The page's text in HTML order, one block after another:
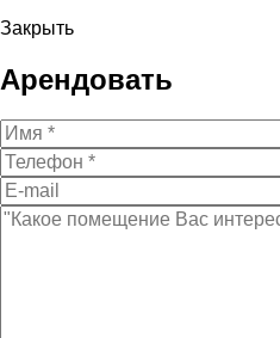
Закрыть
Арендовать